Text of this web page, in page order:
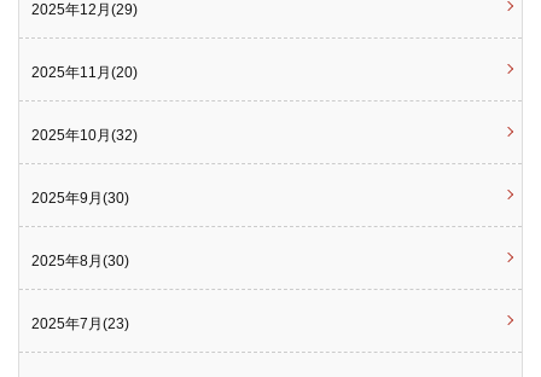
2025年12月(29)
2025年11月(20)
2025年10月(32)
2025年9月(30)
2025年8月(30)
2025年7月(23)